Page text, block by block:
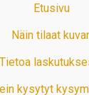
Etusivu
Näin tilaat
Tietoa
kysytyt